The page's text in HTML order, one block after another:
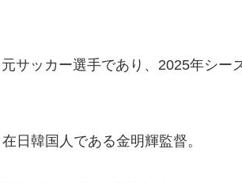
サッカー選手であり、2025年シー
日韓国人である金明輝監督。